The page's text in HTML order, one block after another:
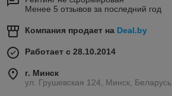
Менее 5 отзывов за последний год
Компания продает на Deal.by
Работает с 28.10.2014
г. Минск
ул. Грушевская 124, Минск, Беларусь